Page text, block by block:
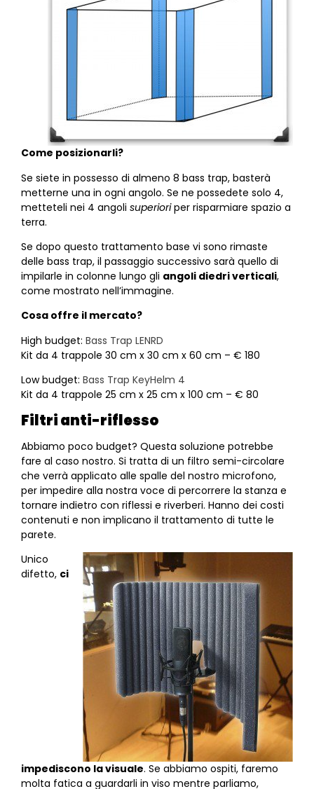
Come posizionarli?
Se siete in possesso di almeno 8 bass trap, basterà
metterne una in ogni angolo. Se ne possedete solo 4,
metteteli nei 4 angoli superioriper risparmiare spazio a
terra.
Se dopo questo trattamento base vi sono rimaste
delle bass trap, il passaggio successivo sarà quello di
impilarle in colonne lungo gli angoli diedri verticali,
come mostrato nell’immagine.
Cosa offre il mercato?
High budget: Bass Trap LENRD
Kit da 4 trappole 30 cm x 30 cm x 60 cm – € 180
Low budget: Bass Trap KeyHelm 4
Kit da 4 trappole 25 cm x 25 cm x 100 cm – € 80
Filtri anti-riflesso
Abbiamo poco budget? Questa soluzione potrebbe
fare al caso nostro. Si tratta di un filtro semi-circolare
che verrà applicato alle spalle del nostro microfono,
per impedire alla nostra voce di percorrere la stanza e
tornare indietro con riflessi e riverberi. Hanno dei costi
contenuti e non implicano il trattamento di tutte le
parete.
Unico
difetto, ci
impediscono la visuale. Se abbiamo ospiti, faremo
molta fatica a guardarli in viso mentre parliamo,